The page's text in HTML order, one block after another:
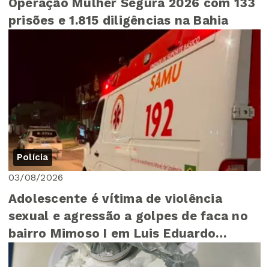
prisões e 1.815 diligências na Bahia
Polícia
03/08/2026
Adolescente é vítima de violência
sexual e agressão a golpes de faca no
bairro Mimoso I em Luis Eduardo
Magalhães